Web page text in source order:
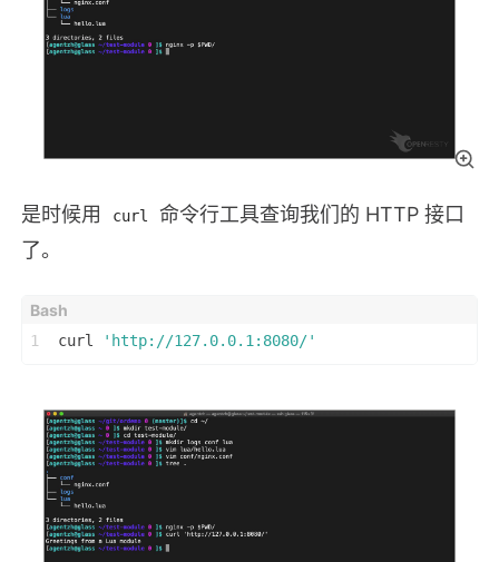
是时候用 curl
命令行工具查询我们的 HTTP 接口
了。
1 curl 'http://127.0.0.1:8080/'